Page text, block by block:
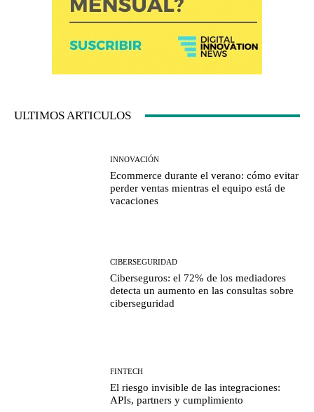
ULTIMOS ARTICULOS
INNOVACIÓN
Ecommerce durante el verano: cómo evitar
perder ventas mientras el equipo está de
vacaciones
CIBERSEGURIDAD
Ciberseguros: el 72% de los mediadores
detecta un aumento en las consultas sobre
ciberseguridad
FINTECH
El riesgo invisible de las integraciones:
APIs, partners y cumplimiento